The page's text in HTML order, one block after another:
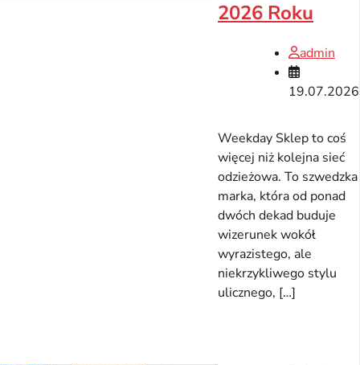
2026 Roku
admin
19.07.2026
Weekday Sklep to coś
więcej niż kolejna sieć
odzieżowa. To szwedzka
marka, która od ponad
dwóch dekad buduje
wizerunek wokół
wyrazistego, ale
niekrzykliwego stylu
ulicznego, […]